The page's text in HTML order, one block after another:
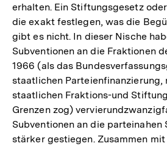
erhalten. Ein Stiftungsgesetz
die exakt festlegen, was die
gibt es nicht. In dieser Nische
Subventionen an die Fraktionen
1966 (als das
staatlichen Parteienfinanzierung,
staatlichen Fraktions-und
Grenzen zog)
Subventionen an die
stärker gestiegen. Zusammen